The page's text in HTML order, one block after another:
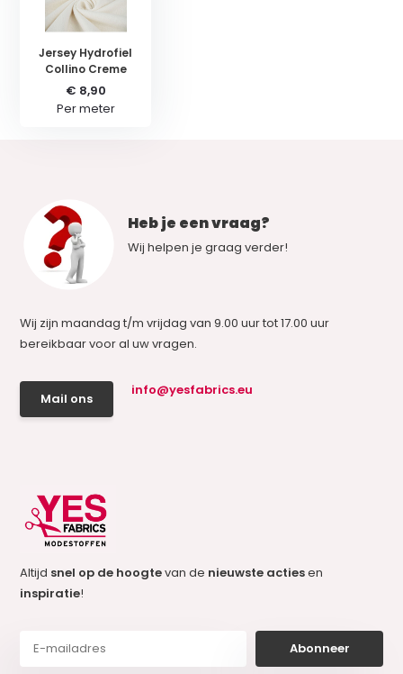
Jersey Hydrofiel
Collino Creme
€ 8,90
Per meter
Heb je een vraag?
Wij helpen je graag verder!
Wij zijn maandag t/m vrijdag van 9.00 uur tot 17.00 uur
bereikbaar voor al uw vragen.
Mail ons
info@yesfabrics.eu
Altijd snel op de hoogtevan de nieuwste actiesen
inspiratie!
Abonneer